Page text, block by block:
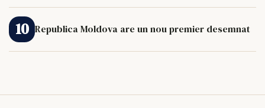
Republica Moldova are un nou premier desemnat